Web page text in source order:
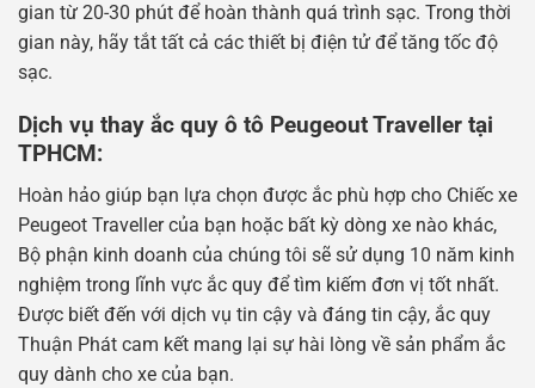
gian từ 20-30 phút để hoàn thành quá trình sạc. Trong thời
gian này, hãy tắt tất cả các thiết bị điện tử để tăng tốc độ
sạc.
Dịch vụ thay ắc quy ô tô Peugeout Traveller tại
TPHCM:
Hoàn hảo giúp bạn lựa chọn được ắc phù hợp cho Chiếc xe
Peugeot Traveller của bạn hoặc bất kỳ dòng xe nào khác,
Bộ phận kinh doanh của chúng tôi sẽ sử dụng 10 năm kinh
nghiệm trong lĩnh vực ắc quy để tìm kiếm đơn vị tốt nhất.
Được biết đến với dịch vụ tin cậy và đáng tin cậy, ắc quy
Thuận Phát cam kết mang lại sự hài lòng về sản phẩm ắc
quy dành cho xe của bạn.